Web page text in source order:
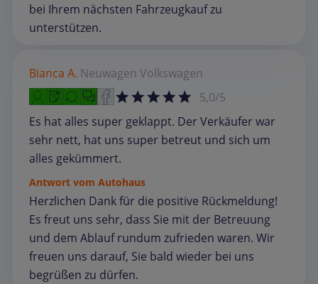
bei Ihrem nächsten Fahrzeugkauf zu
unterstützen.
Bianca A. Neuwagen Volkswagen
5,0/5
Es hat alles super geklappt. Der Verkäufer war
sehr nett, hat uns super betreut und sich um
alles gekümmert.
Antwort vom Autohaus
Herzlichen Dank für die positive Rückmeldung!
Es freut uns sehr, dass Sie mit der Betreuung
und dem Ablauf rundum zufrieden waren. Wir
freuen uns darauf, Sie bald wieder bei uns
begrüßen zu dürfen.